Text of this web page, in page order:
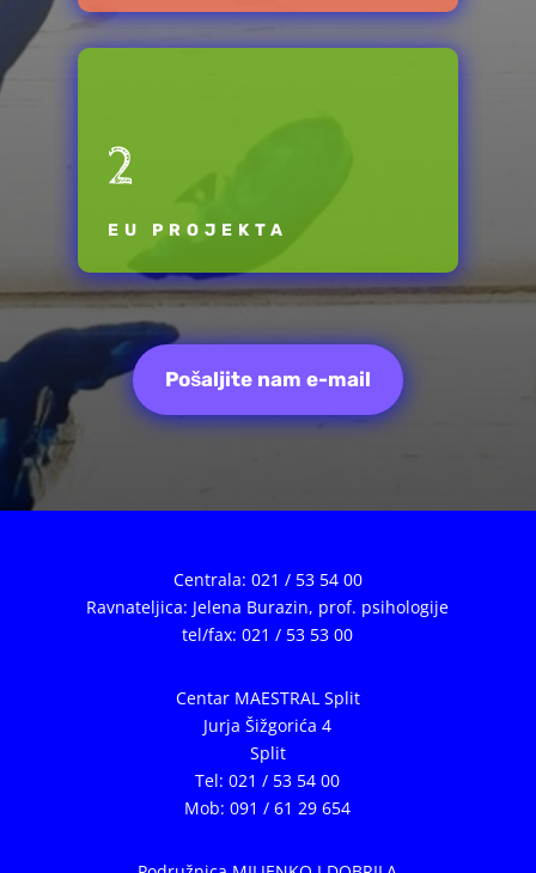
2
EU PROJEKTA
Pošaljite nam e-mail
Centrala: 021 / 53 54 00
Ravnateljica: Jelena Burazin, prof. psihologije
tel/fax: 021 / 53 53 00
Centar MAESTRAL Split
Jurja Šižgorića 4
Split
Tel: 021 / 53 54 00
Mob: 091 / 61 29 654